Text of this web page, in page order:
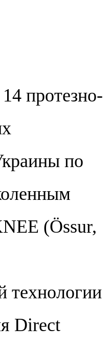
протезно-
по
(Össur,
технологии
Direct